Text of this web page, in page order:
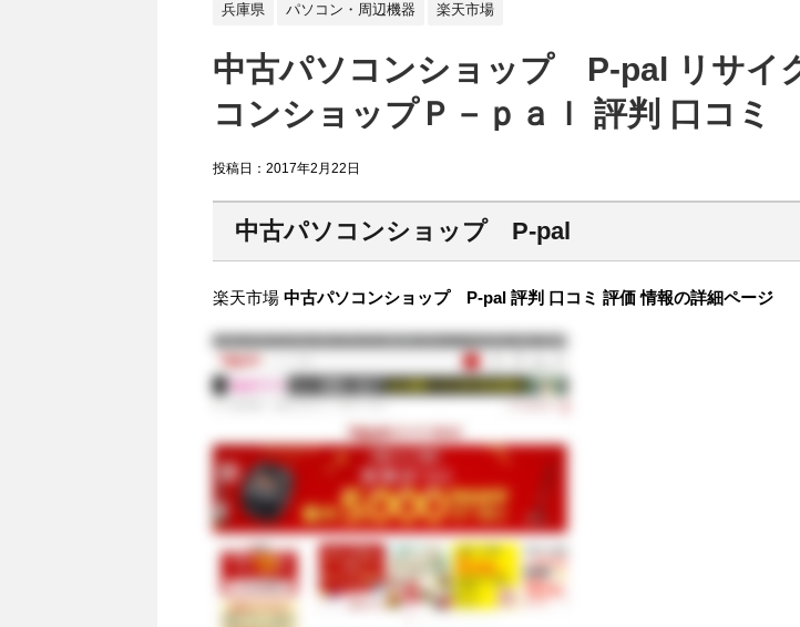
兵庫県 パソコン・周辺機器 楽天市場
中古パソコンショップ P-pal リサイ
コンショップＰ－ｐａｌ 評判 口コミ
投稿日： 2017年2月22日
中古パソコンショップ P-pal
楽天市場 中古パソコンショップ P-pal 評判 口コミ 評価 情報の詳細ページ